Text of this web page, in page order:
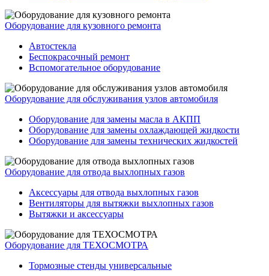
Оборудование для кузовного ремонта
Автостекла
Беспокрасочный ремонт
Вспомогательное оборудование
Оборудование для обслуживания узлов автомобиля
Оборудование для замены масла в АКПП
Оборудование для замены охлаждающей жидкости
Оборудование для замены технических жидкостей
Оборудование для отвода выхлопных газов
Аксессуары для отвода выхлопных газов
Вентиляторы для вытяжки выхлопных газов
Вытяжки и аксессуары
Оборудование для ТЕХОСМОТРА
Тормозные стенды универсальные